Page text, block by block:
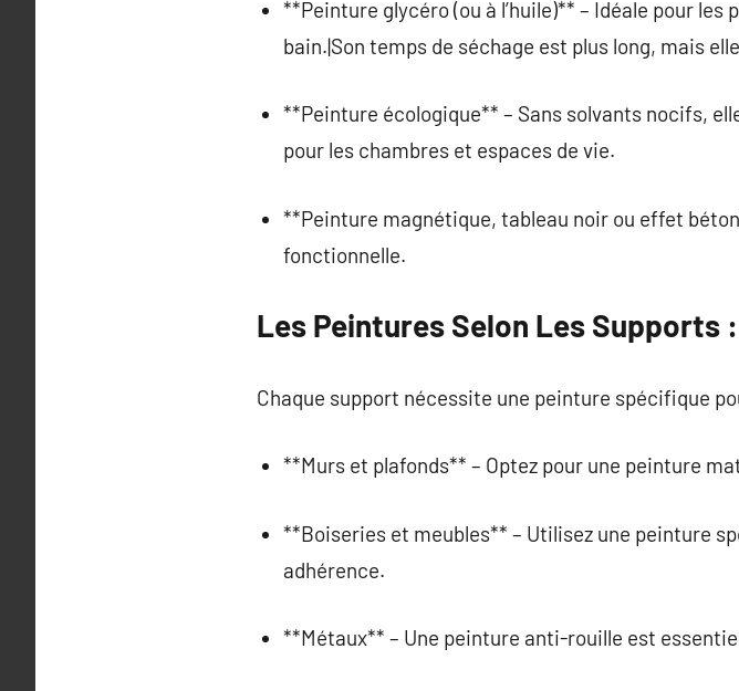
**Peinture glycéro (ou à l’huile)** – Idéale pour
bain.|Son temps de séchage est plus long, mais
**Peinture écologique** – Sans solvants nocifs,
pour les chambres et espaces de vie.
**Peinture magnétique, tableau noir ou effet
fonctionnelle.
Les Peintures Selon Les Supports
Chaque support nécessite une peinture spécifique
**Murs et plafonds** – Optez pour une peinture
**Boiseries et meubles** – Utilisez une peinture
adhérence.
**Métaux** – Une peinture anti-rouille est